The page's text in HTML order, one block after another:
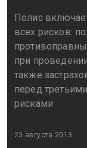
Полис
всех рисков:
при
также
перед
рисками
23 августа 2013